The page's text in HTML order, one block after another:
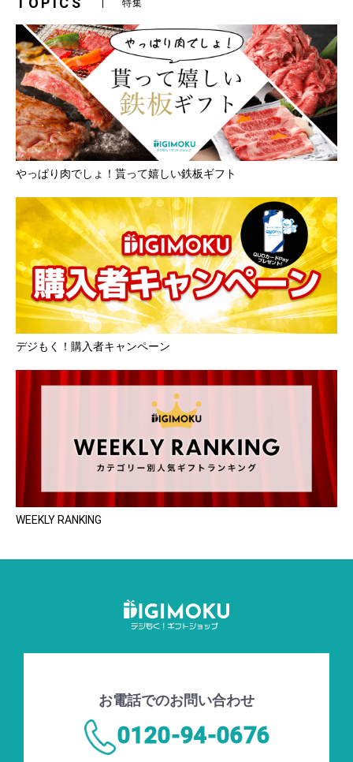
特集
やっぱり肉でしょ！貰って嬉しい鉄板ギフト
デジもく！購入者キャンペーン
WEEKLY RANKING
お電話でのお問い合わせ
0120-94-0676